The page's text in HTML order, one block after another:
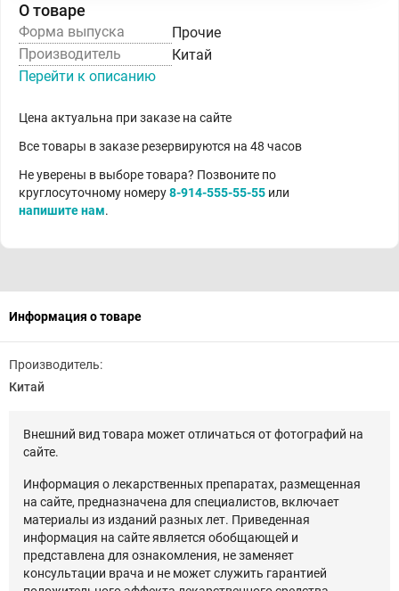
О товаре
Форма выпуска
Прочие
Производитель
Китай
Перейти к описанию
Цена актуальна при заказе на сайте
Все товары в заказе резервируются на 48 часов
Не уверены в выборе товара? Позвоните по
круглосуточному номеру8-914-555-55-55 или
напишите нам.
Информация о товаре
Производитель:
Китай
Внешний вид товара может отличаться от фотографий на
сайте.
Информация о лекарственных препаратах, размещенная
на сайте, предназначена для специалистов, включает
материалы из изданий разных лет. Приведенная
информация на сайте является обобщающей и
представлена для ознакомления, не заменяет
консультации врача и не может служить гарантией